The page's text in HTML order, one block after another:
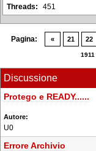
451
Pagina: « 21 22
1911
Discussione
Protego e READY......
U0
Errore Archivio